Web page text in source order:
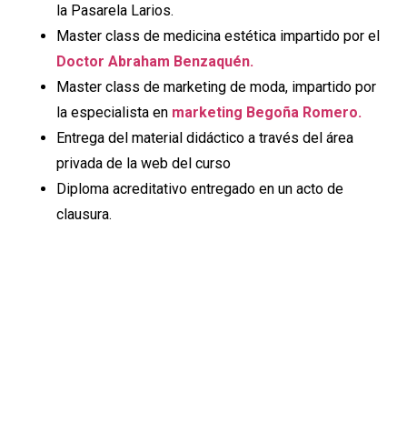
la Pasarela Larios.
Master class de medicina estética impartido por el
Doctor Abraham Benzaquén.
Master class de marketing de moda, impartido por
la especialista en marketing Begoña Romero.
Entrega del material didáctico a través del área
privada de la web del curso
Diploma acreditativo entregado en un acto de
clausura.